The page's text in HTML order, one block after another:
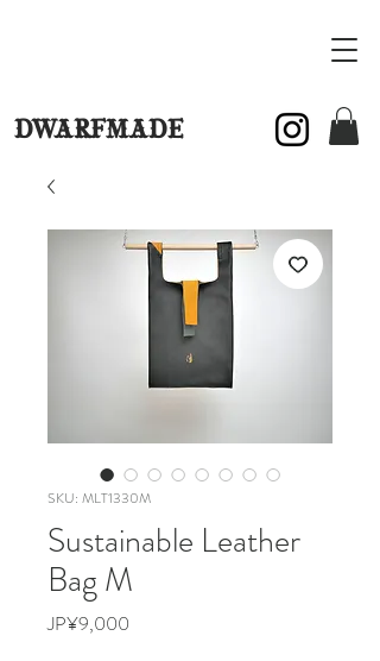
DWARFMADE
SKU: MLT1330M
Sustainable Leather
Bag M
JP¥9,000